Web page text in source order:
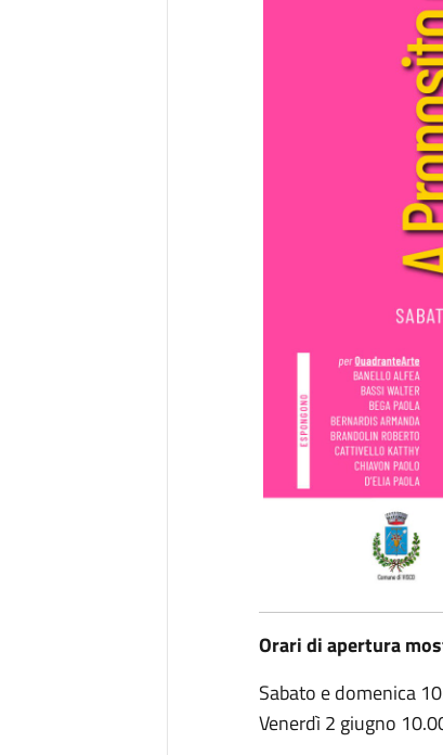
Orari di apertura
Sabato e domenica
Venerdì 2 giugno